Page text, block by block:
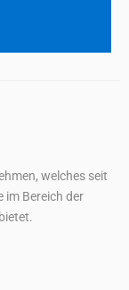
welches seit
im Bereich der